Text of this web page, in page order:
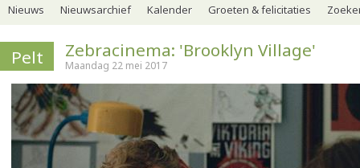
Nieuws Nieuwsarchief Kalender Groeten & felicitaties
Pelt Zebracinema: 'Brooklyn Village'
Maandag 22 mei 2017